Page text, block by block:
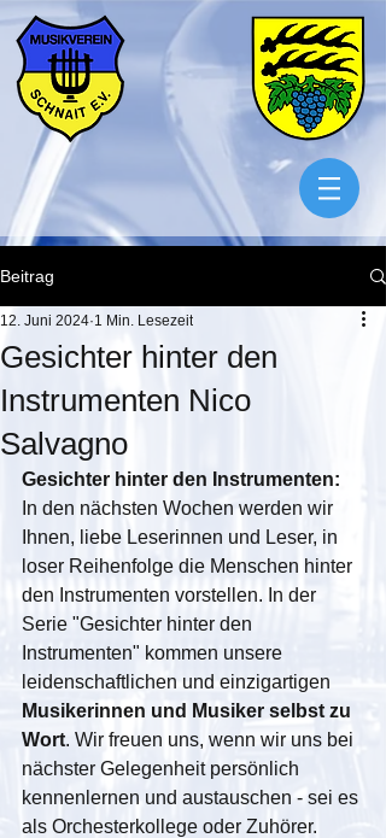
Beitrag
Gesichter hinter den
Instrumenten Nico
Salvagno
12. Juni 2024 1 Min. Lesezeit
Gesichter hinter den Instrumenten:
In den nächsten Wochen werden wir
Ihnen, liebe Leserinnen und Leser, in
loser Reihenfolge die Menschen hinter
den Instrumenten vorstellen. In der
Serie "Gesichter hinter den
Instrumenten" kommen unsere
leidenschaftlichen und einzigartigen
Musikerinnen und Musiker selbst zu
Wort. Wir freuen uns, wenn wir uns bei
nächster Gelegenheit persönlich
kennenlernen und austauschen - sei es
als Orchesterkollege oder Zuhörer.